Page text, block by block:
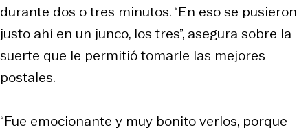
durante dos o tres minutos. “En eso se pusieron
justo ahí en un junco, los tres”, asegura sobre la
suerte que le permitió tomarle las mejores
postales.
“Fue emocionante y muy bonito verlos, porque